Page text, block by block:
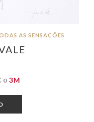
AS SENSAÇÕES
o 3M